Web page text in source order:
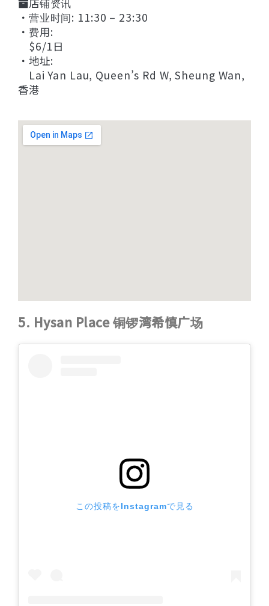
・营业时间: 11:30 – 23:30
・费用:
$6/1日
・地址:
Lai Yan Lau, Queen’s Rd W, Sheung Wan,
香港
5. Hysan Place 铜锣湾希慎广场
この投稿をInstagramで見る